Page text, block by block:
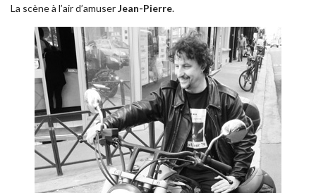
La scène à l’air d’amuserJean-Pierre.